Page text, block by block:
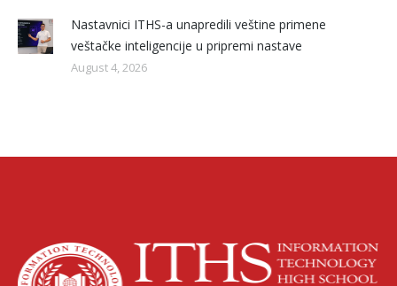
Nastavnici ITHS-a unapredili veštine primene
veštačke inteligencije u pripremi nastave
August 4, 2026